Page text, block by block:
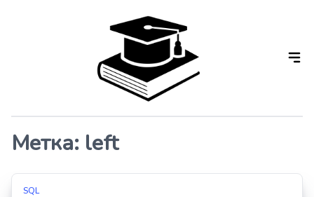
Метка: left
SQL